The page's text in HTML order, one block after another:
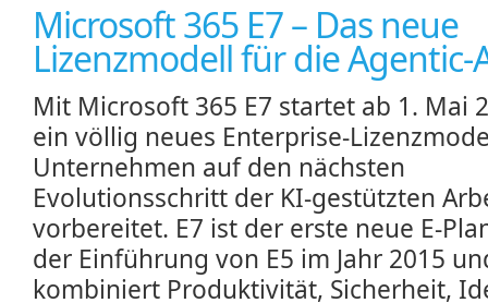
Microsoft 365 E7 – Das neue
Lizenzmodell für die
Mit Microsoft 365 E7 startet ab 1. Mai
ein völlig neues
Unternehmen auf den nächsten
Evolutionsschritt der KI‑gestützten
vorbereitet. E7 ist der erste neue
der Einführung von E5 im Jahr 2015
kombiniert Produktivität, Sicherheit,